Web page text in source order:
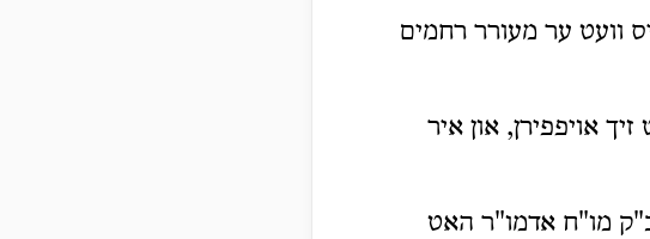
וועט ער מעורר רחמים
אויפפירן, און איר
כ"ק מו"ח אדמו"ר האט